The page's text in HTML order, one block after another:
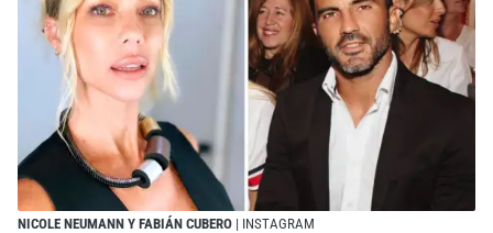
NICOLE NEUMANN Y FABIÁN CUBERO | INSTAGRAM